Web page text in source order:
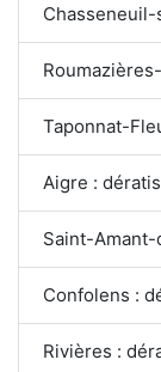
Taponnat-
Aigre :
Saint-
Confolens :
Rivières :